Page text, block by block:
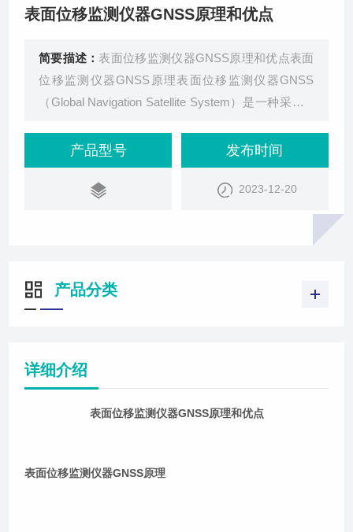
表面位移监测仪器GNSS原理和优点
简要描述：表面位移监测仪器GNSS原理和优点表面
位移监测仪器GNSS原理表面位移监测仪器GNSS
（Global Navigation Satellite System）是一种采用G
工作原理是，各GNSS监测点与参考点接收机实时接
收GNSS信号，并通过数据通讯网络实时发送到控制
中心。控制中心服务器上的GNSS北斗数据处理软件
产品型号 发布时间
2023-12-20
产品分类
详细介绍
表面位移监测仪器GNSS原理和优点
表面位移监测仪器GNSS原理